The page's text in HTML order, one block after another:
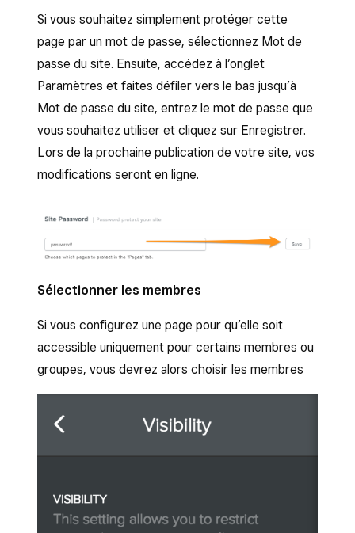
Si vous souhaitez simplement protéger cette
page par un mot de passe, sélectionnez Mot de
passe du site. Ensuite, accédez à l’onglet
Paramètres et faites défiler vers le bas jusqu’à
Mot de passe du site, entrez le mot de passe que
vous souhaitez utiliser et cliquez sur Enregistrer.
Lors de la prochaine publication de votre site, vos
modifications seront en ligne.
Sélectionner les membres
Si vous configurez une page pour qu’elle soit
accessible uniquement pour certains membres ou
groupes, vous devrez alors choisir les membres